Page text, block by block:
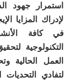
استمرار جهود
لإدراك المزايا
في كافة
التكنولوجية
العمل الحالية
لتفادي التحديات